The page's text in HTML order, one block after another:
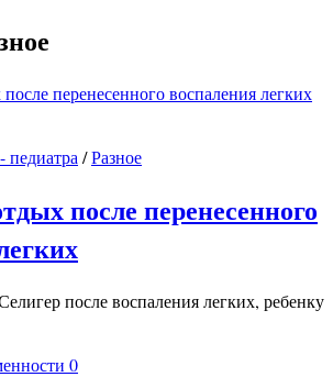
педиатра /Разное
после перенесенного
после воспаления легких, ребенку
0